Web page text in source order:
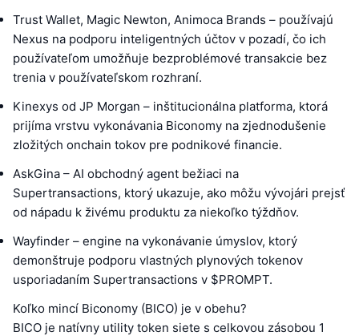
Trust Wallet, Magic Newton, Animoca Brands – používajú
Nexus na podporu inteligentných účtov v pozadí, čo ich
používateľom umožňuje bezproblémové transakcie bez
trenia v používateľskom rozhraní.
Kinexys od JP Morgan – inštitucionálna platforma, ktorá
prijíma vrstvu vykonávania Biconomy na zjednodušenie
zložitých onchain tokov pre podnikové financie.
AskGina – AI obchodný agent bežiaci na
Supertransactions, ktorý ukazuje, ako môžu vývojári prejsť
od nápadu k živému produktu za niekoľko týždňov.
Wayfinder – engine na vykonávanie úmyslov, ktorý
demonštruje podporu vlastných plynových tokenov
usporiadaním Supertransactions v $PROMPT.
Koľko mincí Biconomy (BICO) je v obehu?
BICO je natívny utility token siete s celkovou zásobou 1